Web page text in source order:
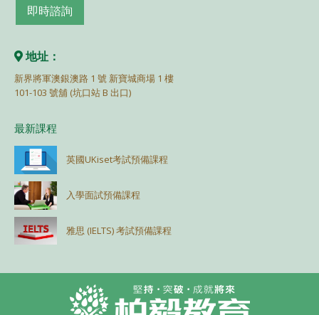
即時諮詢
地址：
新界將軍澳銀澳路 1 號 新寶城商場 1 樓
101-103 號舖 (坑口站 B 出口)
最新課程
英國UKiset考試預備課程
入學面試預備課程
雅思 (IELTS) 考試預備課程